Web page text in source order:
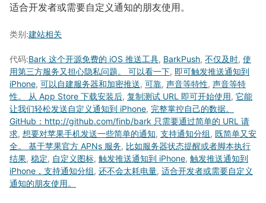
适合开发者或需要自定义通知的朋友使用。
类别:建站相关
代码:Bark 这个开源免费的 iOS 推送工具, BarkPush, 不仅及时, 使
用第三方服务又担心隐私问题。 可以看一下, 即可触发推送通知到
iPhone, 可以自建服务器和加密推送, 可靠, 声音等特性, 声音等特
性。 从 App Store 下载安装后, 复制测试 URL 即可开始使用, 它能
让我们轻松发送自定义通知到 iPhone, 完整掌控自己的数据。
GitHub：http://github.com/finb/bark 只需要通过简单的 URL 请
求, 想要对苹果手机发送一些简单的通知, 支持通知分组, 既简单又安
全。 基于苹果官方 APNs 服务, 比如服务器状态提醒或者脚本执行
结果, 稳定, 自定义图标, 触发推送通知到 iPhone, 触发推送通知到
iPhone，支持通知分组, 还不会太耗电量, 适合开发者或需要自定义
通知的朋友使用。